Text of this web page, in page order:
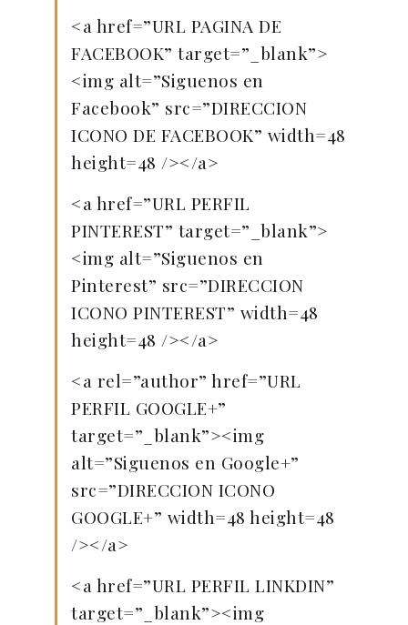
<a href=”URL PAGINA DE
FACEBOOK” target=”_blank”>
<img alt=”Siguenos en
Facebook” src=”DIRECCION
ICONO DE FACEBOOK” width=48
height=48 /></a>
<a href=”URL PERFIL
PINTEREST” target=”_blank”>
<img alt=”Siguenos en
Pinterest” src=”DIRECCION
ICONO PINTEREST” width=48
height=48 /></a>
<a rel=”author” href=”URL
PERFIL GOOGLE+”
target=”_blank”><img
alt=”Siguenos en Google+”
src=”DIRECCION ICONO
GOOGLE+” width=48 height=48
/></a>
<a href=”URL PERFIL LINKDIN”
target=”_blank”><img